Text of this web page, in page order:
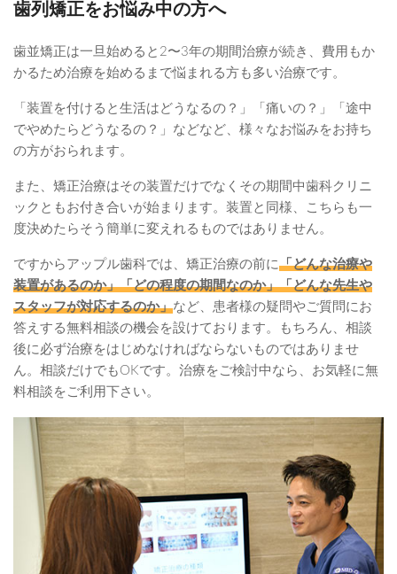
歯列矯正をお悩み中の方へ
歯並矯正は一旦始めると2〜3年の期間治療が続き、費用もか
かるため治療を始めるまで悩まれる方も多い治療です。
「装置を付けると生活はどうなるの？」「痛いの？」「途中
でやめたらどうなるの？」などなど、様々なお悩みをお持ち
の方がおられます。
また、矯正治療はその装置だけでなくその期間中歯科クリニ
ックともお付き合いが始まります。装置と同様、こちらも一
度決めたらそう簡単に変えれるものではありません。
ですからアップル歯科では、矯正治療の前に「どんな治療や
装置があるのか」「どの程度の期間なのか」「どんな先生や
スタッフが対応するのか」など、患者様の疑問やご質問にお
答えする無料相談の機会を設けております。もちろん、相談
後に必ず治療をはじめなければならないものではありませ
ん。相談だけでもOKです。治療をご検討中なら、お気軽に無
料相談をご利用下さい。